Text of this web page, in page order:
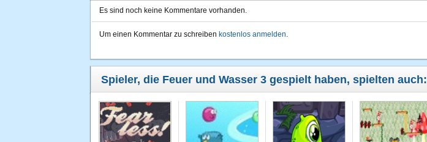
Es sind noch keine Kommentare vorhanden.
Um einen Kommentar zu schreiben kostenlos anmelden.
Spieler, die Feuer und Wasser 3 gespielt haben, spielten auch: